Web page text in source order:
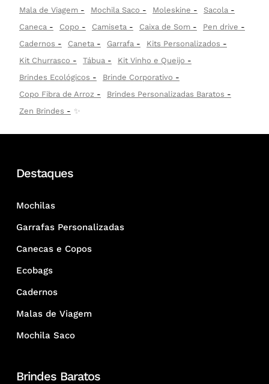
Mala de Viagem
Mochila Saco Moleskine
Sacola
Caneca
Copo Camiseta Caixa de Som
Pen drive
Cadernos
Caneta Garrafa
Kits Personalizados
Kit Churrasco
Tábua
Kit Vinho e Queijo
Brindes Ecológicos
Brinde Corporativo
Copo Fibra de Arroz
Brindes Personalizadas Baratos
Zen Brindes
✨
Destaques
Mochilas
Garrafas Personalizadas
Canecas e Copos
Ecobags
Cadernos
Malas de Viagem
Mochila Saco
Brindes Baratos